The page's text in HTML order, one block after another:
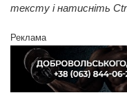
тексту і натисніть
Реклама